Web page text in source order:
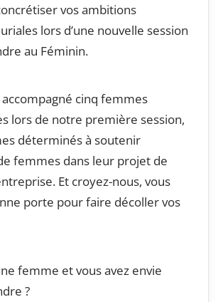
vos ambitions
lors d’une nouvelle session
au Féminin.
cinq femmes
lors de notre première session,
déterminés à soutenir
femmes dans leur projet de
Et croyez-nous, vous
porte pour faire décoller vos
femme et vous avez envie
?